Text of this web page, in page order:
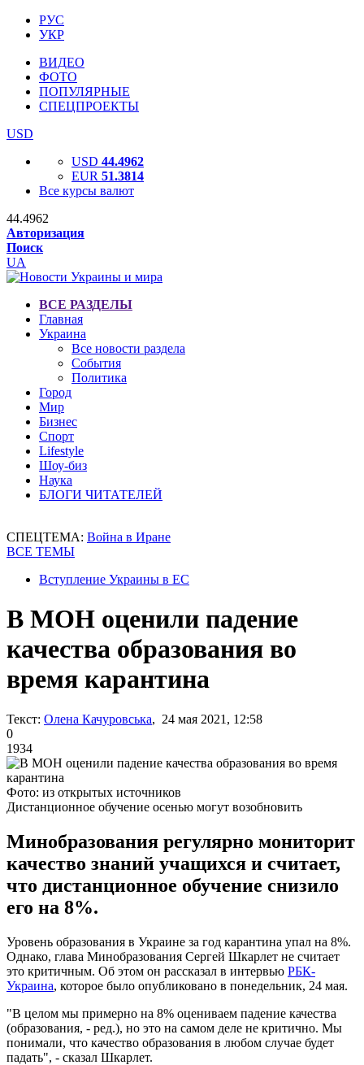
РУС
УКР
ВИДЕО
ФОТО
ПОПУЛЯРНЫЕ
СПЕЦПРОЕКТЫ
USD
USD 44.4962
EUR 51.3814
Все курсы валют
44.4962
Авторизация
Поиск
UA
ВСЕ РАЗДЕЛЫ
Главная
Украина
Все новости раздела
События
Политика
Город
Мир
Бизнес
Спорт
Lifestyle
Шоу-биз
Наука
БЛОГИ ЧИТАТЕЛЕЙ
СПЕЦТЕМА: Война в Иране
ВСЕ ТЕМЫ
Вступление Украины в ЕС
В МОН оценили падение
качества образования во
время карантина
Текст: Олена Качуровська, 24 мая 2021, 12:58
0
1934
Фото: из открытых источников
Дистанционное обучение осенью могут возобновить
Минобразования регулярно мониторит
качество знаний учащихся и считает,
что дистанционное обучение снизило
его на 8%.
Уровень образования в Украине за год карантина упал на 8%.
Однако, глава Минобразования Сергей Шкарлет не считает
это критичным. Об этом он рассказал в интервью РБК-
Украина, которое было опубликовано в понедельник, 24 мая.
"В целом мы примерно на 8% оцениваем падение качества
(образования, - ред.), но это на самом деле не критично. Мы
понимали, что качество образования в любом случае будет
падать", - сказал Шкарлет.